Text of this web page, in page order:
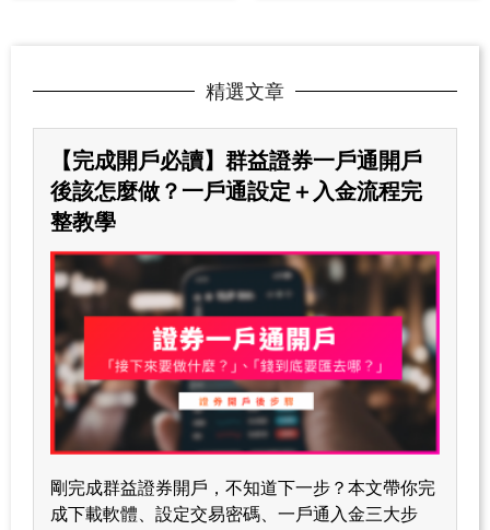
精選文章
【完成開戶必讀】群益證券一戶通開戶
後該怎麼做？一戶通設定＋入金流程完
整教學
剛完成群益證券開戶，不知道下一步？本文帶你完
成下載軟體、設定交易密碼、一戶通入金三大步